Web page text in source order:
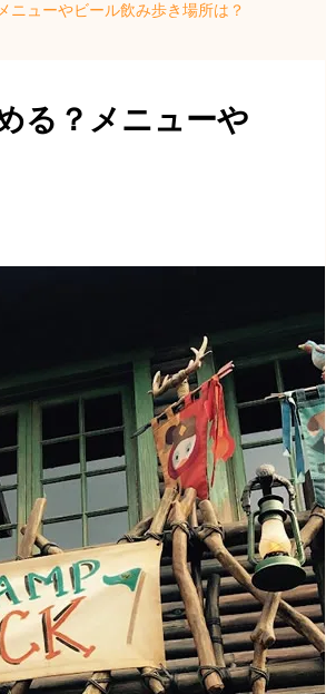
ニューやビール飲み歩き場所は？
る？メニューや